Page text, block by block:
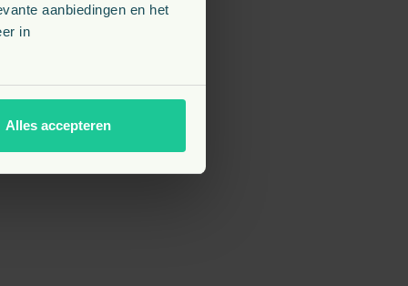
aanbiedingen en het
in
Alles accepteren